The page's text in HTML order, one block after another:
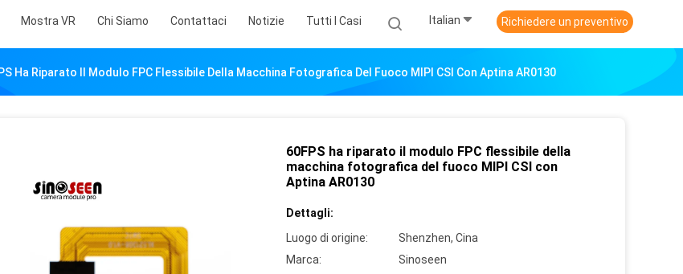
Mostra VR Chi Siamo Contattaci Notizie Tutti I Casi Italian Richiedere un preventivo
Ha Riparato Il Modulo FPC Flessibile Della Macchina Fotografica Del Fuoco MIPI CSI Con Aptina AR0130
60FPS ha riparato il modulo FPC flessibile della
macchina fotografica del fuoco MIPI CSI con
Aptina AR0130
Dettagli:
Luogo di origine:
Shenzhen, Cina
Marca:
Sinoseen